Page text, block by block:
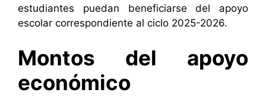
estudiantes puedan beneficiarse del apoyo
escolar correspondiente al ciclo 2025-2026.
Montos del apoyo
económico